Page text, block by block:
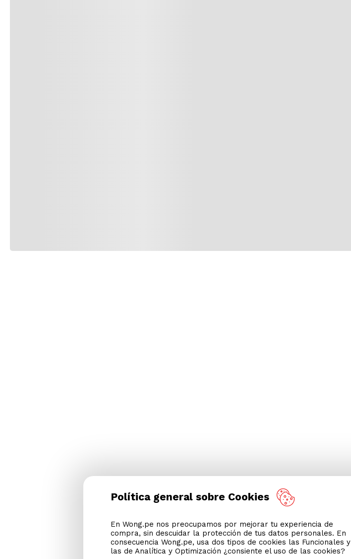
Política general sobre Cookies
En Wong.pe nos preocupamos por mejorar tu experiencia de
compra, sin descuidar la protección de tus datos personales. En
consecuencia Wong.pe, usa dos tipos de cookies las Funcionales y
las de Analítica y Optimización ¿consiente el uso de las cookies?